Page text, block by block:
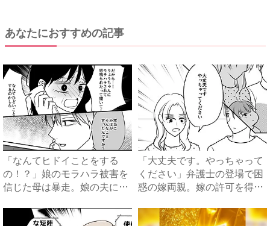
あなたにおすすめの記事
「なんてヒドイことをする
の！？」娘のモラハラ被害を
信じた母は暴走。娘の夫に電
「大丈夫です。やっちゃって
ください」弁護士の登場で困
惑の嫁両親。嫁の許可を得た